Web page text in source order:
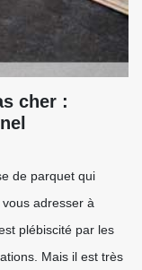
cher :
de parquet qui
adresser à
plébiscité par les
Mais il est très